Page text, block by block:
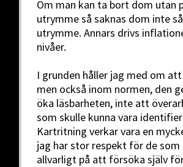
Om man kan ta bort dom utan
utrymme så saknas dom inte
utrymme. Annars drivs
nivåer.
I grunden håller jag med om
men också inom normen, den
öka läsbarheten, inte att
som skulle kunna vara
Kartritning verkar vara en
jag har stor respekt för de
allvarligt på att försöka själv